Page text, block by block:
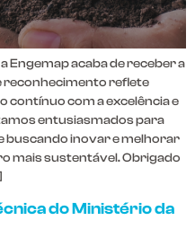
Engemap acaba de receber a
reconhecimento reflete
contínuo com a excelência e
entusiasmados para
buscando inovar e melhorar
mais sustentável. Obrigado
do Ministério da